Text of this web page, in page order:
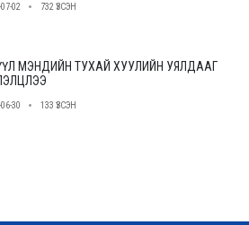
02 732 ҮЗСЭН
МЭНДИЙН ТУХАЙ ХУУЛИЙН УЯЛДААГ
30 133 ҮЗСЭН